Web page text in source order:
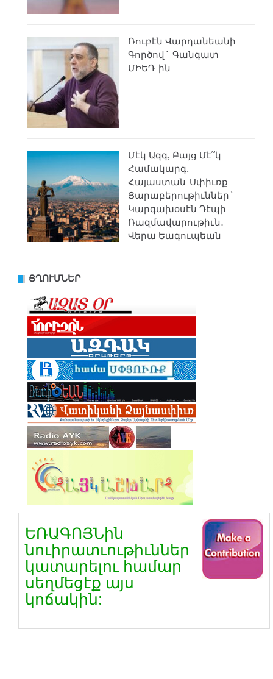
Ռուբէն Վարդանեանի
Գործով` Գանգատ
ՄԻԵԴ-ին
Մէկ Ազգ, Բայց Մէ՞կ
Համակարգ.
Հայաստան-Սփիւռք
Յարաբերութիւններ`
Կարգախօսէն Դէպի
Ռազմավարութիւն․
Վերա Եագուպեան
ՅՂՈՒՄՆԵՐ
ԵՌԱԳՈՅՆին
նուիրատւութիւններ
կատարելու համար
սեղմեցէք այս
կոճակին: